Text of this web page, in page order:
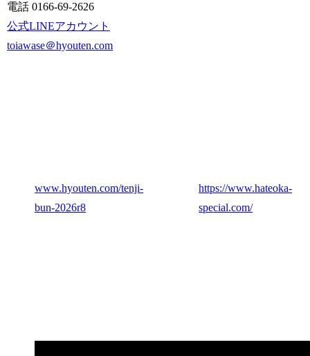
電話 0166-69-2626
公式LINEアカウント
toiawase＠hyouten.com
www.hyouten.com/tenji-
bun-2026r8
https://www.hateoka-
special.com/